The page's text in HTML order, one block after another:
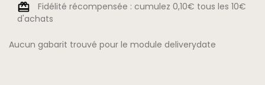
Fidélité récompensée : cumulez 0,10€ tous les 10€
d'achats
Aucun gabarit trouvé pour le module deliverydate